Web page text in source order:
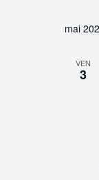
mai
VEN
3